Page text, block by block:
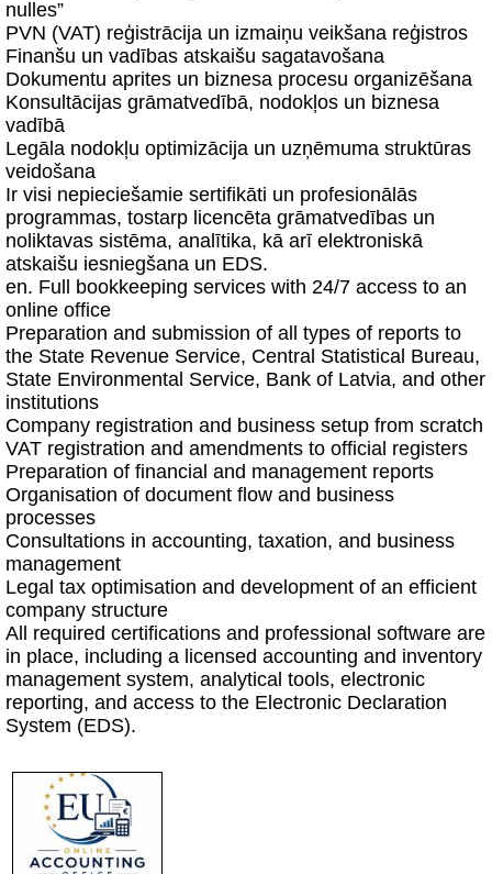
nulles”
PVN (VAT) reģistrācija un izmaiņu veikšana reģistros
Finanšu un vadības atskaišu sagatavošana
Dokumentu aprites un biznesa procesu organizēšana
Konsultācijas grāmatvedībā, nodokļos un biznesa
vadībā
Legāla nodokļu optimizācija un uzņēmuma struktūras
veidošana
Ir visi nepieciešamie sertifikāti un profesionālās
programmas, tostarp licencēta grāmatvedības un
noliktavas sistēma, analītika, kā arī elektroniskā
atskaišu iesniegšana un EDS.
en. Full bookkeeping services with 24/7 access to an
online office
Preparation and submission of all types of reports to
the State Revenue Service, Central Statistical Bureau,
State Environmental Service, Bank of Latvia, and other
institutions
Company registration and business setup from scratch
VAT registration and amendments to official registers
Preparation of financial and management reports
Organisation of document flow and business
processes
Consultations in accounting, taxation, and business
management
Legal tax optimisation and development of an efficient
company structure
All required certifications and professional software are
in place, including a licensed accounting and inventory
management system, analytical tools, electronic
reporting, and access to the Electronic Declaration
System (EDS).